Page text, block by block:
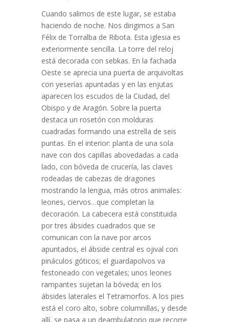
Cuando salimos de este lugar, se estaba
haciendo de noche. Nos dirigimos a San
Félix de Torralba de Ribota. Esta iglesia es
exteriormente sencilla. La torre del reloj
está decorada con sebkas. En la fachada
Oeste se aprecia una puerta de arquivoltas
con yeserías apuntadas y en las enjutas
aparecen los escudos de la Ciudad, del
Obispo y de Aragón. Sobre la puerta
destaca un rosetón con molduras
cuadradas formando una estrella de seis
puntas. En el interior: planta de una sola
nave con dos capillas abovedadas a cada
lado, con bóveda de crucería, las claves
rodeadas de cabezas de dragones
mostrando la lengua, más otros animales:
leones, ciervos…que completan la
decoración. La cabecera está constituida
por tres ábsides cuadrados que se
comunican con la nave por arcos
apuntados, el ábside central es ojival con
pináculos góticos; el guardapolvos va
festoneado con vegetales; unos leones
rampantes sujetan la bóveda; en los
ábsides laterales el Tetramorfos. A los pies
está el coro alto, sobre columnillas, y desde
allí, se pasa a un deambulatorio que recorre